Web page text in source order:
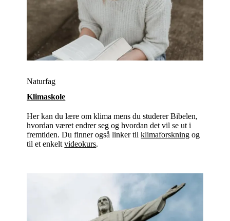
Naturfag
Klimaskole
Her kan du lære om klima mens du studerer Bibelen,
hvordan været endrer seg og hvordan det vil se ut i
fremtiden. Du finner også linker tilklimaforskning og
til et enkeltvideokurs.